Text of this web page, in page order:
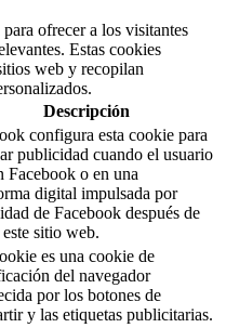
ofrecer a los visitantes
Estas cookies
web y recopilan
Descripción
configura esta cookie para
publicidad cuando el usuario
Facebook o en una
digital impulsada por
de Facebook después de
sitio web.
es una cookie de
del navegador
por los botones de
y las etiquetas publicitarias.